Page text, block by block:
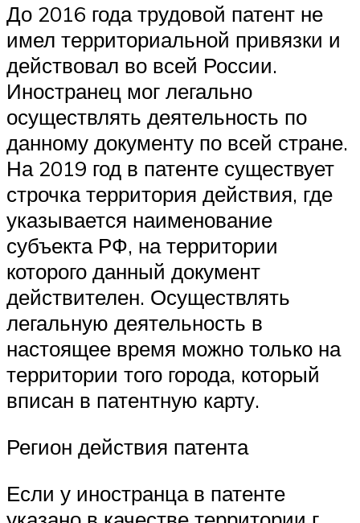
До 2016 года трудовой патент не
имел территориальной привязки и
действовал во всей России.
Иностранец мог легально
осуществлять деятельность по
данному документу по всей стране.
На 2019 год в патенте существует
строчка территория действия, где
указывается наименование
субъекта РФ, на территории
которого данный документ
действителен. Осуществлять
легальную деятельность в
настоящее время можно только на
территории того города, который
вписан в патентную карту.
Регион действия патента
Если у иностранца в патенте